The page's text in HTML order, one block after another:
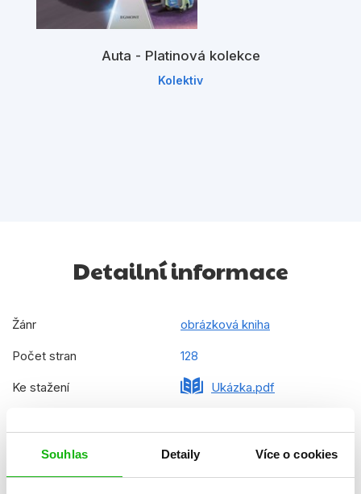
Souhlas Detaily Více o cookies
Auta - Platinová kolekce
Kolektiv
Detailní informace
Žánr obrázková kniha
Počet stran 128
Ke stažení Ukázka.pdf
Formát 160x160 mm
Hmotnost 0,235 kg